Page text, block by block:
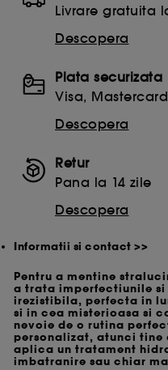
Livrare gratuita
Descopera
Plata securizata
Visa,
Descopera
Retur
Pana la 14 zile
Descopera
Informatii si contact >>
Pentru a mentine
a trata imperfectiunile
irezistibila, perfecta in
si in cea misterioasa si
nevoie de o rutina
personalizat, atunci
aplica un tratament
imbatranire sau chiar